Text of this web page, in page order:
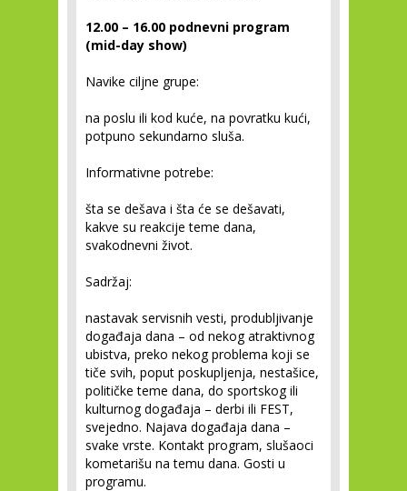
12.00 – 16.00 podnevni program
(mid-day show)
Navike ciljne grupe:
na poslu ili kod kuće, na povratku kući,
potpuno sekundarno sluša.
Informativne potrebe:
šta se dešava i šta će se dešavati,
kakve su reakcije teme dana,
svakodnevni život.
Sadržaj:
nastavak servisnih vesti, produbljivanje
događaja dana – od nekog atraktivnog
ubistva, preko nekog problema koji se
tiče svih, poput poskupljenja, nestašice,
političke teme dana, do sportskog ili
kulturnog događaja – derbi ili FEST,
svejedno. Najava događaja dana –
svake vrste. Kontakt program, slušaoci
kometarišu na temu dana. Gosti u
programu.